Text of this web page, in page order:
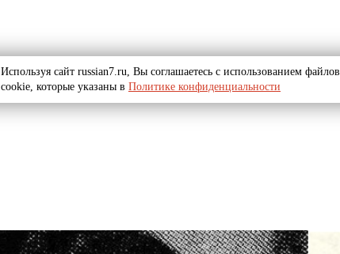
Используя сайт russian7.ru, Вы соглашаетесь с использованием файлов
cookie, которые указаны в Политике конфиденциальности